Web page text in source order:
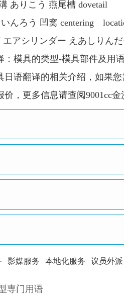
ありこう 燕尾槽 dovetail
んろう 凹窝 centering
エアシリンダー えあしりん
：模具的类型-模具部件及用
日语翻译的相关介绍，如果
，更多信息请查阅9001cc
影媒服务 本地化服务 议员外派
准级 专业级
専门用语